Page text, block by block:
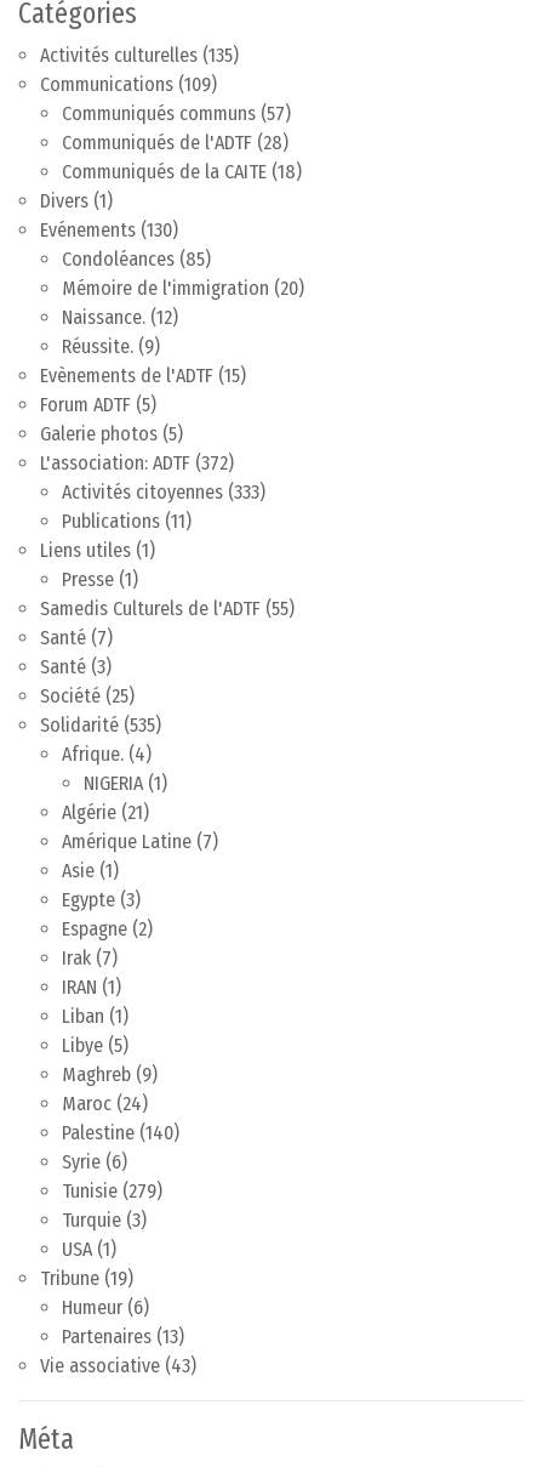
Catégories
Activités culturelles (135)
Communications (109)
Communiqués communs (57)
Communiqués de l'ADTF (28)
Communiqués de la CAITE (18)
Divers (1)
Evénements (130)
Condoléances (85)
Mémoire de l'immigration (20)
Naissance. (12)
Réussite. (9)
Evènements de l'ADTF (15)
Forum ADTF (5)
Galerie photos (5)
L'association: ADTF (372)
Activités citoyennes (333)
Publications (11)
Liens utiles (1)
Presse (1)
Samedis Culturels de l'ADTF (55)
Santé (7)
Santé (3)
Société (25)
Solidarité (535)
Afrique. (4)
NIGERIA(1)
Algérie (21)
Amérique Latine (7)
Asie (1)
Egypte (3)
Espagne (2)
Irak (7)
IRAN (1)
Liban (1)
Libye (5)
Maghreb (9)
Maroc (24)
Palestine (140)
Syrie (6)
Tunisie (279)
Turquie (3)
USA(1)
Tribune (19)
Humeur (6)
Partenaires (13)
Vie associative (43)
Méta